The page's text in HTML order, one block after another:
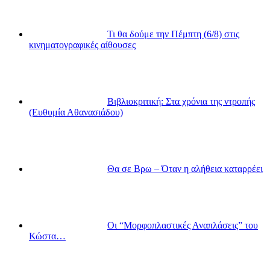
Τι θα δούμε την Πέμπτη (6/8) στις
κινηματογραφικές αίθουσες
Βιβλιοκριτική: Στα χρόνια της ντροπής
(Ευθυμία Αθανασιάδου)
Θα σε Βρω – Όταν η αλήθεια καταρρέει
Οι “Μορφοπλαστικές Αναπλάσεις” του
Κώστα…